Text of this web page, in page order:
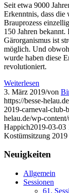
Seit etwa 9000
Erkenntnis, dass die
Brauprozess
150 Jahren
Gärorganismus ist
möglich. Und
wurde haben diese
revolutioniert.
Weiterlesen
3. März 2019/von
https://besse-
2019-carneval-club-
helau.de/wp-
Happich2019-03-03
Kostümsitzung 2019
Neuigkeiten
Allgemein
Sessionen
61.